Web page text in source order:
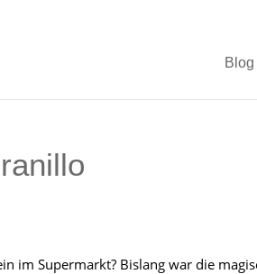
Blog
im Supermarkt? Bislang war die